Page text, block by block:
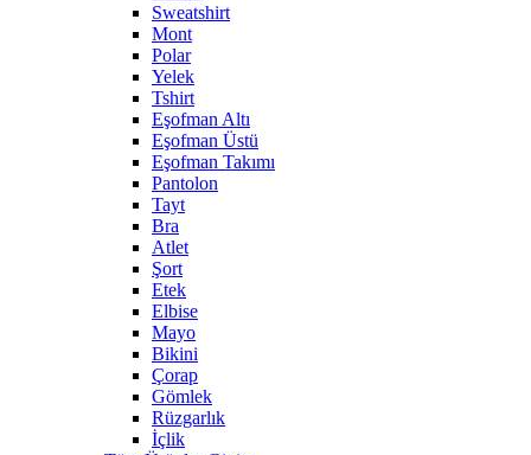
Sweatshirt
Mont
Polar
Yelek
Tshirt
Eşofman Altı
Eşofman Üstü
Eşofman Takımı
Pantolon
Tayt
Bra
Atlet
Şort
Etek
Elbise
Mayo
Bikini
Çorap
Gömlek
Rüzgarlık
İçlik